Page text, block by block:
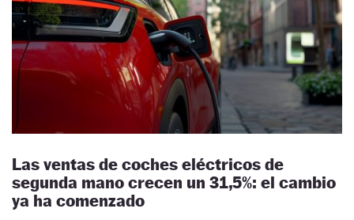
Las ventas de coches eléctricos de
segunda mano crecen un 31,5%: el cambio
ya ha comenzado